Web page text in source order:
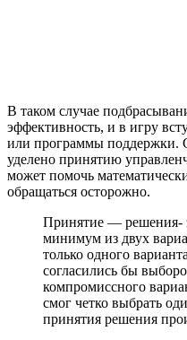
В таком случае
эффективность, и в игру
или программы поддержки.
уделено принятию
может помочь
обращаться осторожно.
Принятие — решения-
минимум из двух
только одного
согласились бы
компромиссного
смог четко выбрать
принятия решения